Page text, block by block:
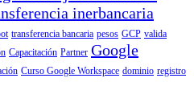
inerbancaria
transferencia bancaria pesos GCP valida
Capacitación Partner Google
Curso Google Workspace dominio registro